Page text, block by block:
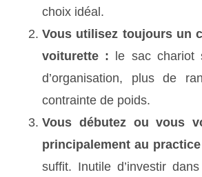
choix idéal.
Vous utilisez toujours un
voiturette : le sac chariot
d’organisation, plus de
contrainte de poids.
Vous débutez ou vous
principalement au
suffit. Inutile d’investir